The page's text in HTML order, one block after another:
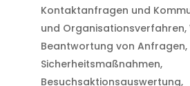
Kontaktanfragen und
und
Beantwortung von Anfragen,
Sicherheitsmaßnahmen,
Besuchsaktionsauswertung,